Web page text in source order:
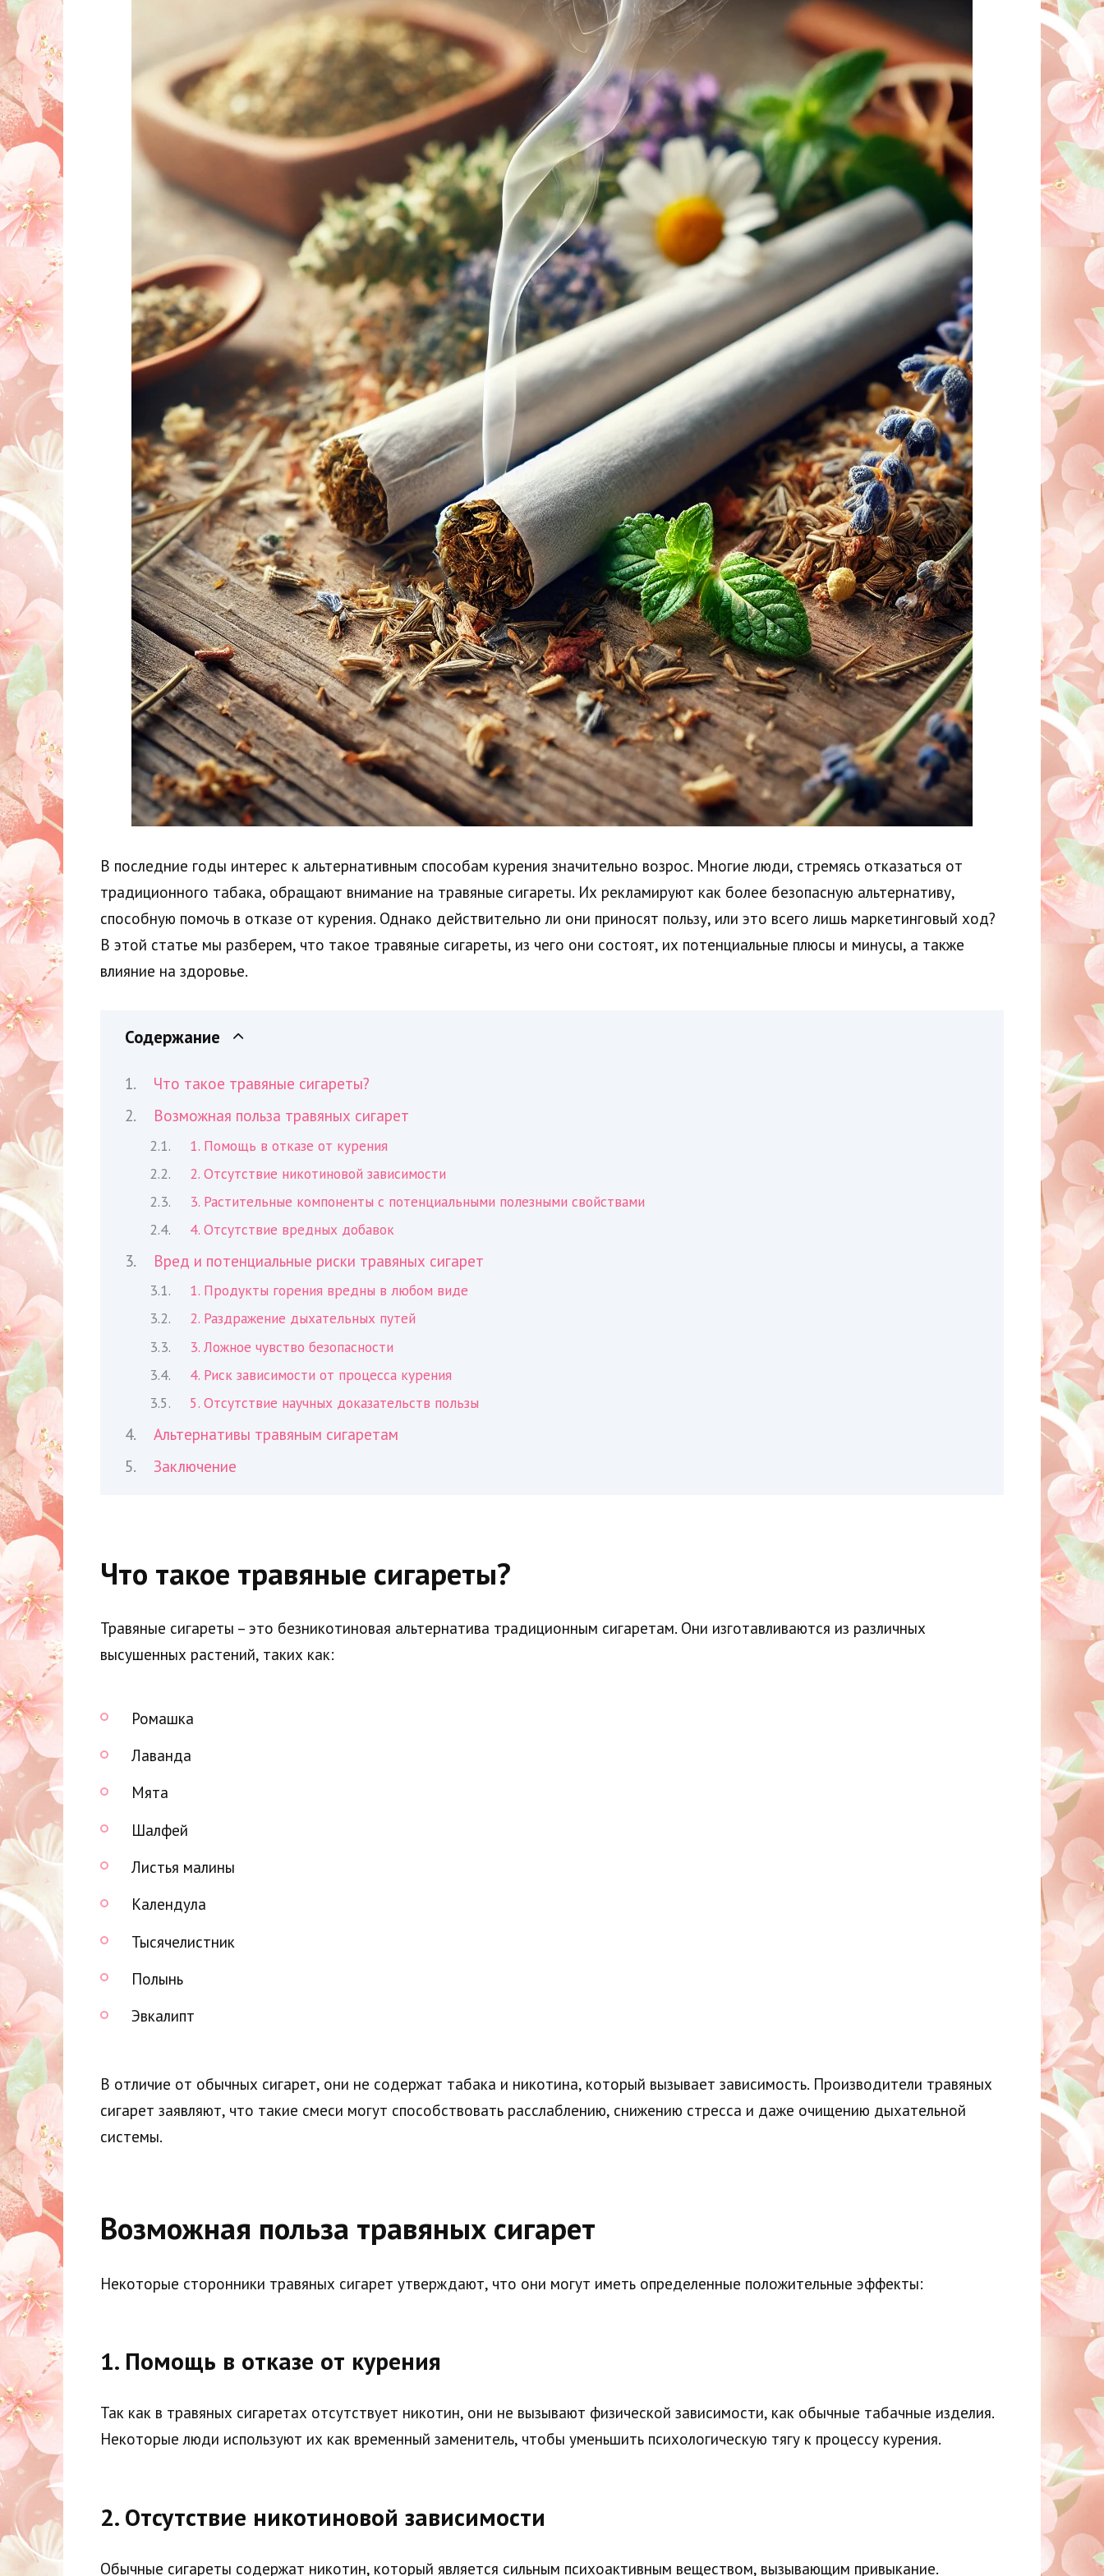
В последние годы интерес к альтернативным способам курения значительно возрос. Многие люди, стремясь отказаться от
традиционного табака, обращают внимание на травяные сигареты. Их рекламируют как более безопасную альтернативу,
способную помочь в отказе от курения. Однако действительно ли они приносят пользу, или это всего лишь маркетинговый ход?
В этой статье мы разберем, что такое травяные сигареты, из чего они состоят, их потенциальные плюсы и минусы, а также
влияние на здоровье.
Содержание
Что такое травяные сигареты?
Возможная польза травяных сигарет
1. Помощь в отказе от курения
2. Отсутствие никотиновой зависимости
3. Растительные компоненты с потенциальными полезными свойствами
4. Отсутствие вредных добавок
Вред и потенциальные риски травяных сигарет
1. Продукты горения вредны в любом виде
2. Раздражение дыхательных путей
3. Ложное чувство безопасности
4. Риск зависимости от процесса курения
5. Отсутствие научных доказательств пользы
Альтернативы травяным сигаретам
Заключение
Что такое травяные сигареты?
Травяные сигареты – это безникотиновая альтернатива традиционным сигаретам. Они изготавливаются из различных
высушенных растений, таких как:
Ромашка
Лаванда
Мята
Шалфей
Листья малины
Календула
Тысячелистник
Полынь
Эвкалипт
В отличие от обычных сигарет, они не содержат табака и никотина, который вызывает зависимость. Производители травяных
сигарет заявляют, что такие смеси могут способствовать расслаблению, снижению стресса и даже очищению дыхательной
системы.
Возможная польза травяных сигарет
Некоторые сторонники травяных сигарет утверждают, что они могут иметь определенные положительные эффекты:
1. Помощь в отказе от курения
Так как в травяных сигаретах отсутствует никотин, они не вызывают физической зависимости, как обычные табачные изделия.
Некоторые люди используют их как временный заменитель, чтобы уменьшить психологическую тягу к процессу курения.
2. Отсутствие никотиновой зависимости
Обычные сигареты содержат никотин, который является сильным психоактивным веществом, вызывающим привыкание.